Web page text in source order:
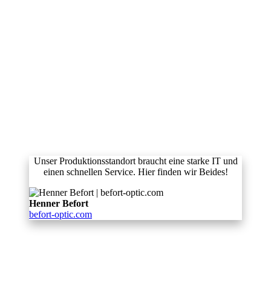
Unser Produktionsstandort braucht eine starke IT und
einen schnellen Service. Hier finden wir Beides!
Henner Befort
befort-optic.com